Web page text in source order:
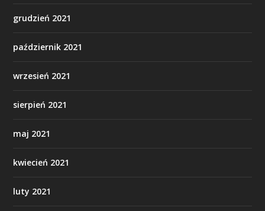
grudzień 2021
październik 2021
wrzesień 2021
sierpień 2021
maj 2021
kwiecień 2021
luty 2021